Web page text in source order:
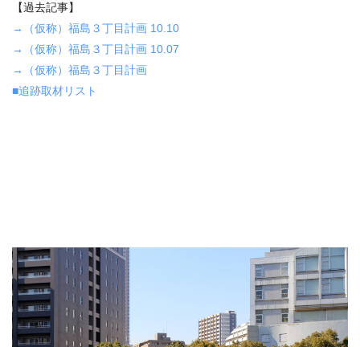
【過去記事】
→（仮称）福島３丁目計画 10.10
→（仮称）福島３丁目計画 10.07
→（仮称）福島３丁目計画
■追跡取材リスト